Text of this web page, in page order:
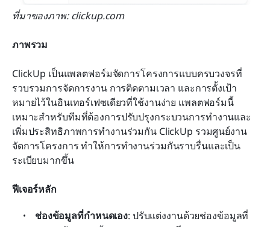
ที่มาของภาพ: clickup.com
ภาพรวม
ClickUp เป็นแพลตฟอร์มจัดการโครงการแบบครบวงจรที่
รวบรวมการจัดการงาน การติดตามเวลา และการตั้งเป้า
หมายไว้ในอินเทอร์เฟซเดียวที่ใช้งานง่าย แพลตฟอร์มนี้
เหมาะสำหรับทีมที่ต้องการปรับปรุงกระบวนการทำงานและ
เพิ่มประสิทธิภาพการทำงานร่วมกัน ClickUp รวมศูนย์งาน
จัดการโครงการ ทำให้การทำงานร่วมกันราบรื่นและเป็น
ระเบียบมากขึ้น
ฟีเจอร์หลัก
ช่องข้อมูลที่กำหนดเอง: ปรับแต่งงานด้วยช่องข้อมูลที่